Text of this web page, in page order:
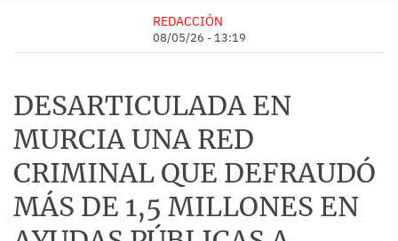
REDACCIÓN
08/05/26 - 13:19
DESARTICULADA EN
MURCIA UNA RED
CRIMINAL QUE DEFRAUDÓ
MÁS DE 1,5 MILLONES EN